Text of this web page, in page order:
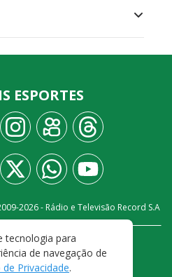
ESPORTES
2026- Rádio e Televisão Record S.A
PRIVACIDADE
DE USO
tecnologia para
de navegação de
de Privacidade.